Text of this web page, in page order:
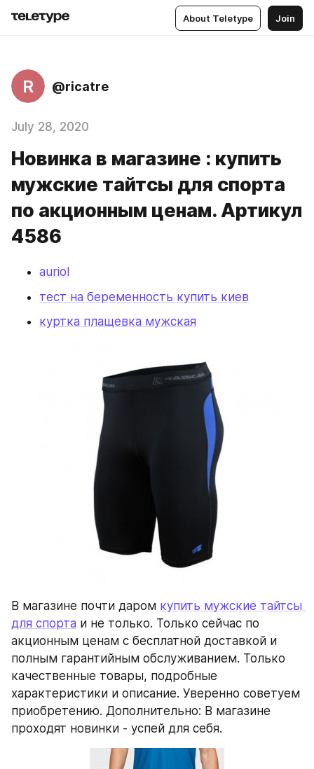
About Teletype Join
R @ricatre
July 28, 2020
Новинка в магазине : купить
мужские тайтсы для спорта
по акционным ценам. Артикул
4586
auriol
тест на беременность купить киев
куртка плащевка мужская
В магазине почти даром купить мужские тайтсы
для спорта и не только. Только сейчас по
акционным ценам с бесплатной доставкой и
полным гарантийным обслуживанием. Только
качественные товары, подробные
характеристики и описание. Уверенно советуем
приобретению. Дополнительно: В магазине
проходят новинки - успей для себя.